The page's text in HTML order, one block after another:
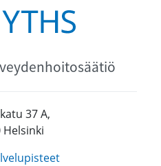
37 A,
Helsinki